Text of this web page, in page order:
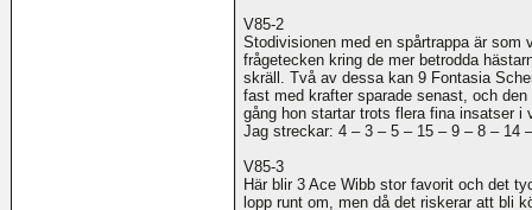
V85-2
Stodivisionen med en spårtrappa är
frågetecken kring de mer betrodda
skräll. Två av dessa kan 9 Fontasia
fast med krafter sparade senast, och
gång hon startar trots flera fina insatser i
Jag streckar: 4 – 3 – 5 – 15 – 9 – 8 – 14
V85-3
Här blir 3 Ace Wibb stor favorit och det
lopp runt om, men då det riskerar att bli